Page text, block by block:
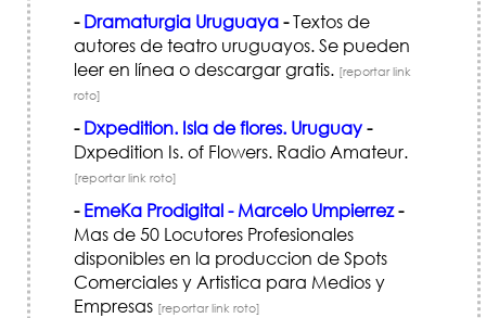
- Dramaturgia Uruguaya-Textos de
autores de teatro uruguayos. Se pueden
leer en línea o descargar gratis. [reportar link
roto]
- Dxpedition. Isla de flores. Uruguay-
Dxpedition Is. of Flowers. Radio Amateur.
[reportar link roto]
- EmeKa Prodigital - Marcelo Umpierrez-
Mas de 50 Locutores Profesionales
disponibles en la produccion de Spots
Comerciales y Artistica para Medios y
Empresas [reportar link roto]